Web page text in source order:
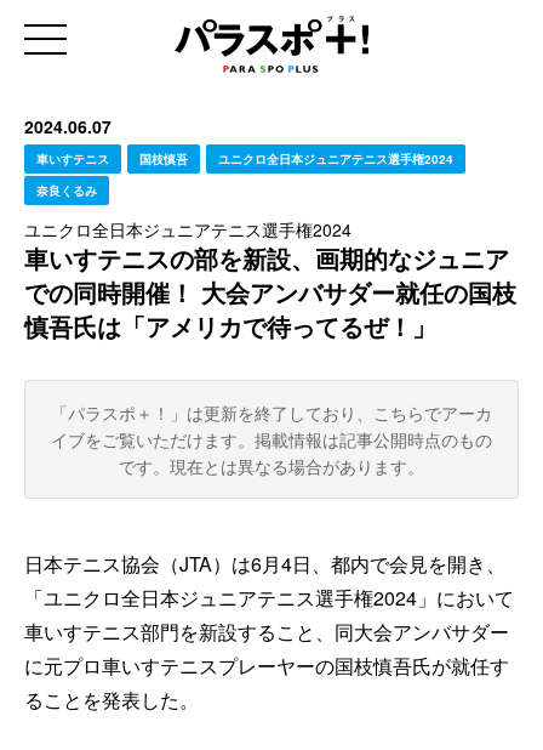
2024.06.07
車いすテニス 国枝慎吾
ユニクロ全日本ジュニアテニス選手権2024
奈良くるみ
ユニクロ全日本ジュニアテニス選手権2024
車いすテニスの部を新設、画期的なジュニア
での同時開催！ 大会アンバサダー就任の国枝
慎吾氏は「アメリカで待ってるぜ！」
「パラスポ＋！」は更新を終了しており、こちらでアーカ
イブをご覧いただけます。 掲載情報は記事公開時点のもの
です。現在とは異なる場合があります。
日本テニス協会（JTA）は6月4日、都内で会見を開き、
「ユニクロ全日本ジュニアテニス選手権2024」において
車いすテニス部門を新設すること、同大会アンバサダー
に元プロ車いすテニスプレーヤーの国枝慎吾氏が就任す
ることを発表した。